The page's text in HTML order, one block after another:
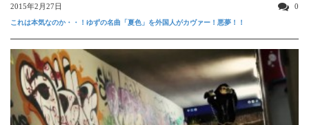
2015年2月27日 0
これは本気なのか・・！ゆずの名曲「夏色」を外国人がカヴァー！悪夢！！